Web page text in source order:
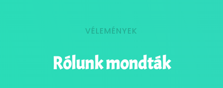
VÉLEMÉNYEK
Rólunk mondták